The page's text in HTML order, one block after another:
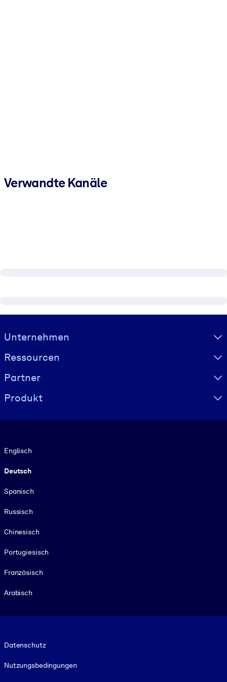
Verwandte Kanäle
Visually hidden Text
Unternehmen
Ressourcen
Partner
Produkt
Englisch
Deutsch
Spanisch
Russisch
Chinesisch
Portugiesisch
Französisch
Arabisch
Datenschutz
Nutzungsbedingungen